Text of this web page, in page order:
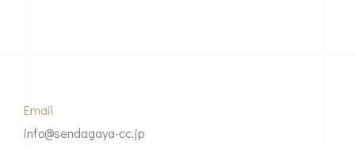
Email
info@sendagaya-cc.jp